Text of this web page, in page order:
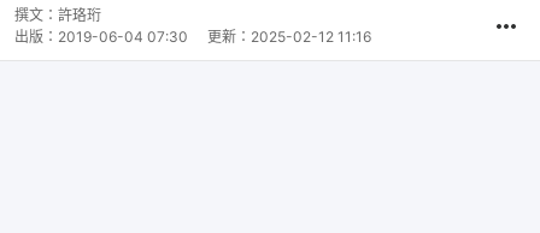
撰文： 許珞珩
出版： 2019-06-04 07:30 更新： 2025-02-12 11:16